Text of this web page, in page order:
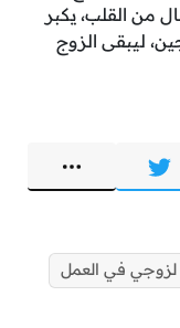
من القلب، يكبر
ليبقى الزوج
لزوجي في العمل